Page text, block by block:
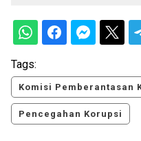
Tags:
Komisi Pemberantasan
Pencegahan Korupsi